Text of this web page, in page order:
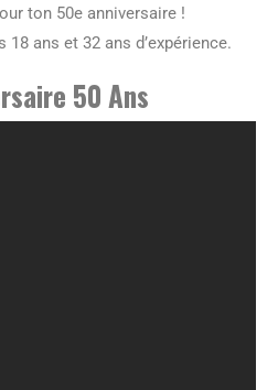
ton 50e anniversaire !
18 ans et 32 ans d’expérience.
50 Ans